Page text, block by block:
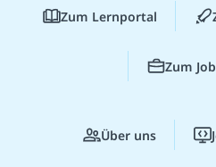
Zum Lernportal
Zum
Über uns